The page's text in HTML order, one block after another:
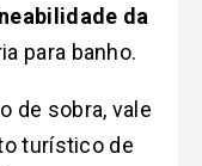
da
para banho.
de sobra, vale
turístico de